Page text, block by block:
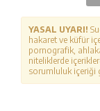
YASAL UYARI!
hakaret ve küfür
pornografik,
niteliklerde
sorumluluk içeriği